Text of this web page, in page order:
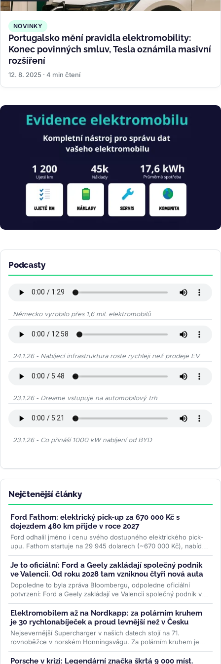
NOVINKY
Portugalsko mění pravidla elektromobility:
Konec povinných smluv, Tesla oznámila masivní
rozšíření
12. 8. 2025 · 4 min čtení
Obrázek
Podcasty
Německo vyrobilo přes 1,6 mil. elektromobilů
24.1.26 - Nabíjecí infrastruktura roste rychleji než prodeje EV
23.1.26 - Dreame vstupuje na automobilový trh
23.1.26 - Co přináší 1000 kW nabíjení od BYD
Nejčtenější články
Ford Fathom: elektrický pick-up za 670 000 Kč s
dojezdem 480 km přijde v roce 2027
Ford odhalil jméno i cenu svého dostupného elektrického pick-
upu. Fathom startuje na 29 945 dolarech (~670 000 Kč), nabídne
cílový dojezd...>>
Je to oficiální: Ford a Geely zakládají společný podnik
ve Valencii. Od roku 2028 tam vzniknou čtyři nová auta
Dopoledne to byla zpráva Bloombergu, odpoledne oficiální
potvrzení: Ford a Geely zakládají ve Valencii společný podnik v
poměru 66 ku 34. Od...>>
Elektromobilem až na Nordkapp: za polárním kruhem
je 30 rychlonabíječek a proud levnější než v Česku
Nejsevernější Supercharger v našich datech stojí na 71.
rovnoběžce v norském Honningsvågu. Za polárním kruhem je
třicet stanic, všechny...>>
Porsche v krizi: Legendární značka škrtá 9 000 míst.